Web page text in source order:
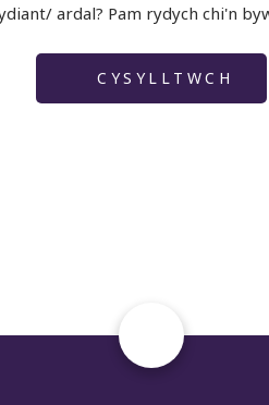
ardal? Pam rydych chi'n
CYSYLLTWCH